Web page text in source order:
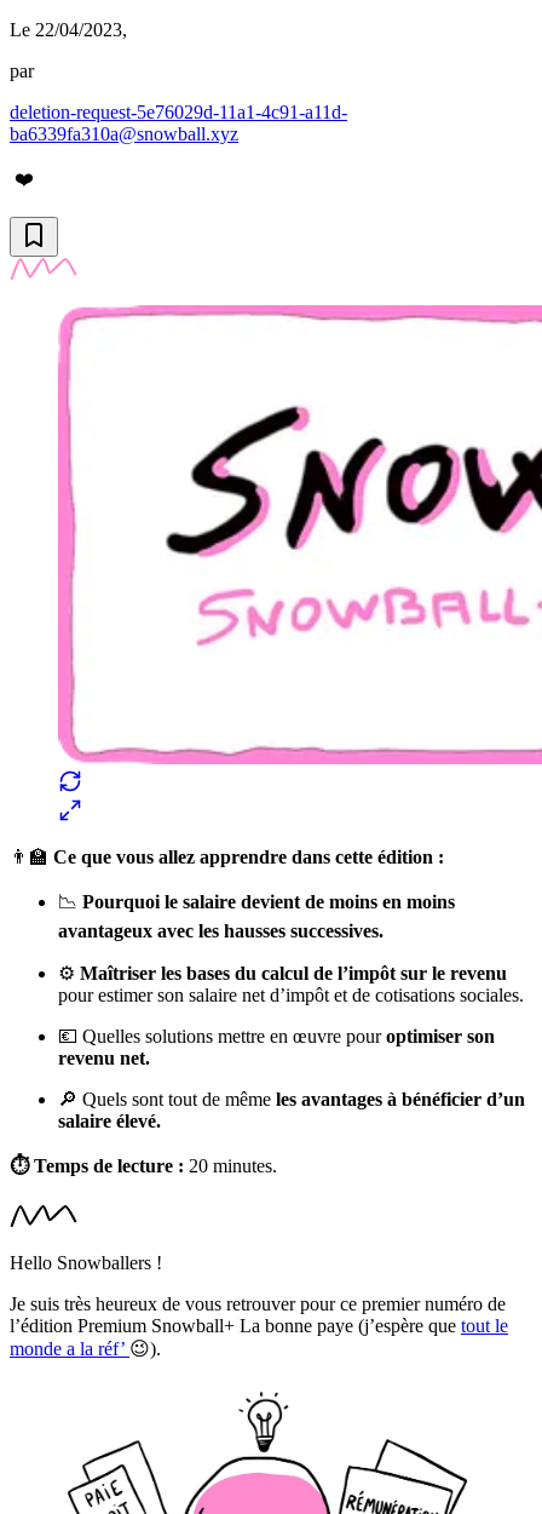
Le 22/04/2023,
par
deletion-request-5e76029d-11a1-4c91-a11d-
ba6339fa310a@snowball.xyz
❤️
👨‍🏫 Ce que vous allez apprendre dans cette édition :
📉 Pourquoi le salaire devient de moins en moins
avantageux avec les hausses successives.
⚙️ Maîtriser les bases du calcul de l’impôt sur le revenu
pour estimer son salaire net d’impôt et de cotisations sociales.
💶 Quelles solutions mettre en œuvre pouroptimiser son
revenu net.
🔎 Quels sont tout de même les avantages à bénéficier d’un
salaire élevé.
⏱️ Temps de lecture : 20 minutes.
Hello Snowballers !
Je suis très heureux de vous retrouver pour ce premier numéro de
l’édition Premium Snowball+ La bonne paye (j’espère que tout le
monde a la réf’ 😉).